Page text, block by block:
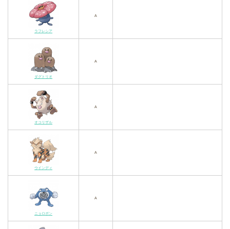
ラフレシア
A
ダグトリオ
A
オコリザル
A
ウインディ
A
ニョロボン
A